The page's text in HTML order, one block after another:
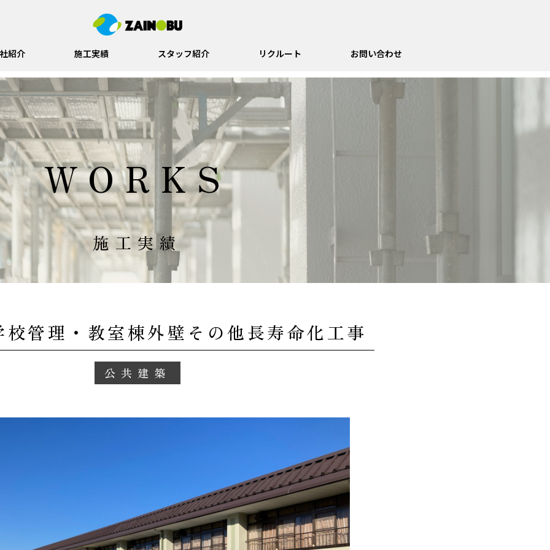
紹介 施工実績 スタッフ紹介 リクルート お問い合わせ
WORKS
施工実績
校管理・教室棟外壁その他長寿命化工事
公共建築